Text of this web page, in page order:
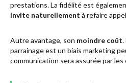
prestations. La fidélité est
invite naturellement à refaire
Autre avantage, son moindre coût.
parrainage est un biais marketing
communication sera assurée par